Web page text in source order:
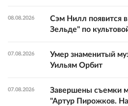
08.08.2026
Сэм Нилл появится
Зельде" по
07.08.2026
Умер знаменитый
Уильям Орбит
07.08.2026
Завершены съемки
"Артур Пирожков.